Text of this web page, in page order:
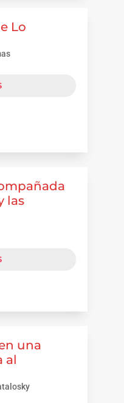
Lo
las
una
al